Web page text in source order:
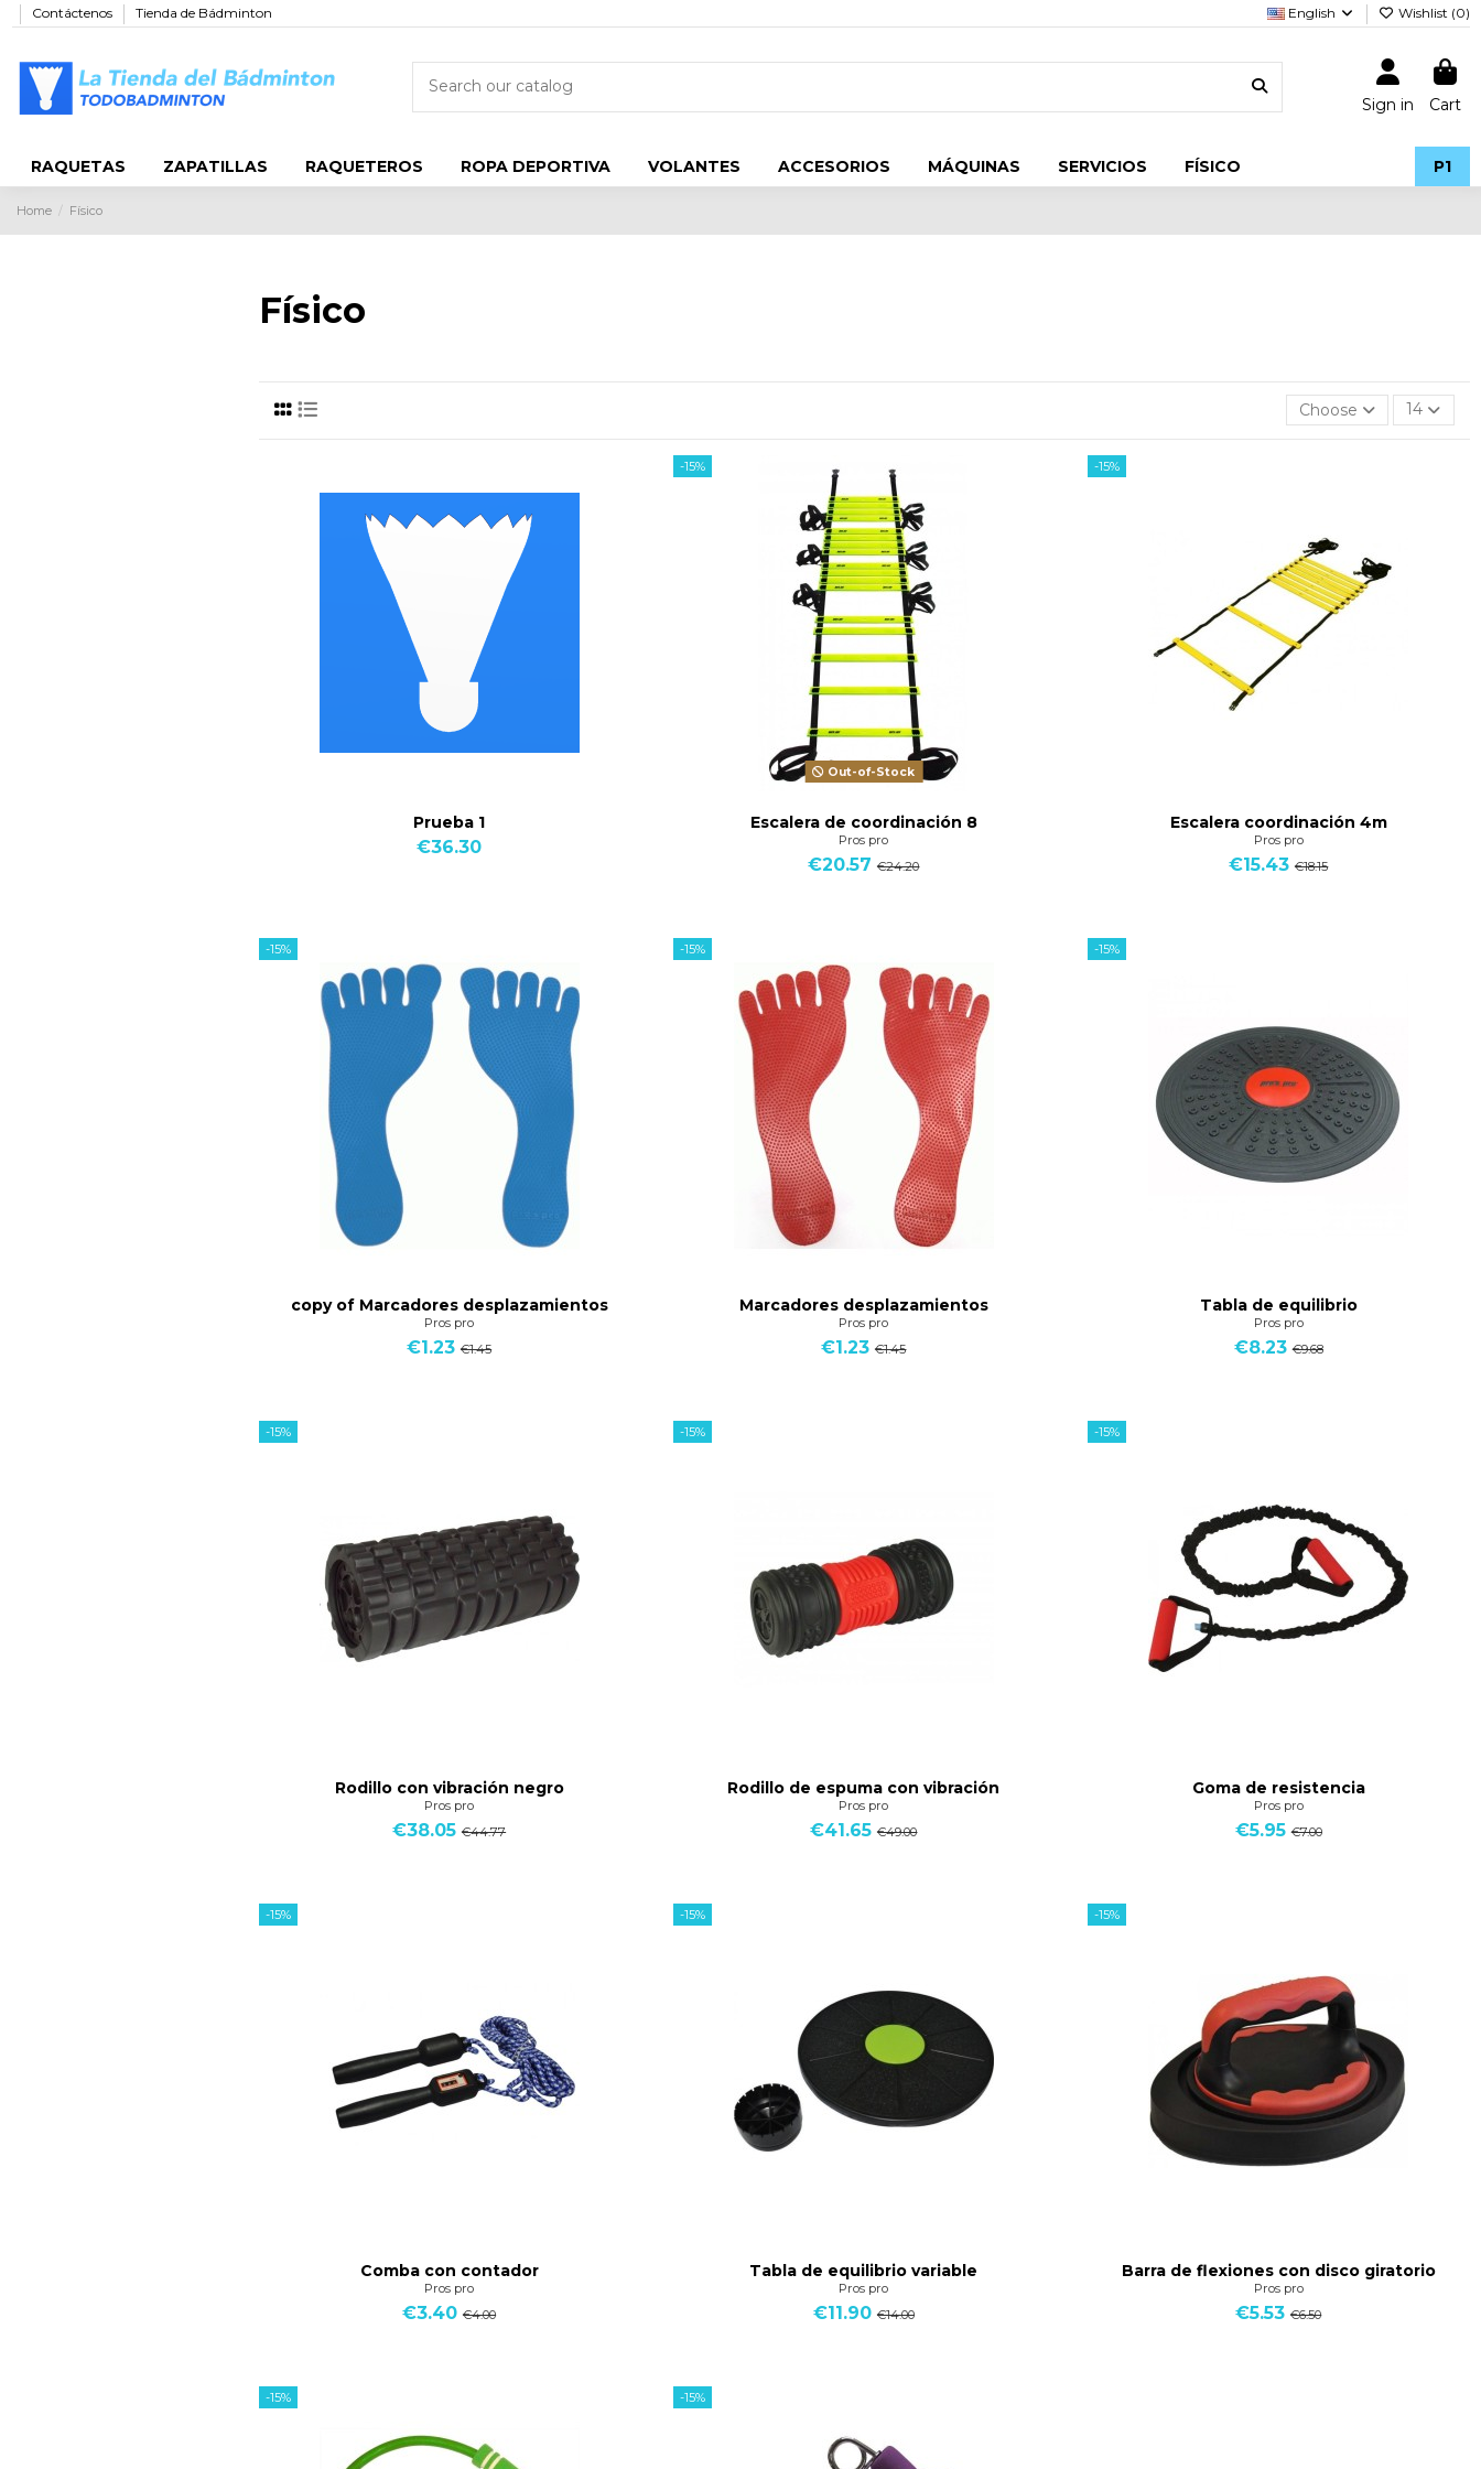
Contáctenos Tienda de Bádminton English Wishlist (0)
Sign in Cart
RAQUETAS ZAPATILLAS RAQUETEROS ROPA DEPORTIVA VOLANTES ACCESORIOS MÁQUINAS SERVICIOS P1
FÍSICO
Home Físico
Físico
Choose 14
Prueba 1
€36.30
-15%
Out-of-Stock
Escalera de coordinación 8
Pros pro
€20.57€24.20
-15%
Escalera coordinación 4m
Pros pro
€15.43€18.15
-15%
copy of Marcadores desplazamientos
Pros pro
€1.23€1.45
-15%
Marcadores desplazamientos
Pros pro
€1.23€1.45
-15%
Tabla de equilibrio
Pros pro
€8.23€9.68
-15%
Rodillo con vibración negro
Pros pro
€38.05€44.77
-15%
Rodillo de espuma con vibración
Pros pro
€41.65€49.00
-15%
Goma de resistencia
Pros pro
€5.95€7.00
-15%
Comba con contador
Pros pro
€3.40€4.00
-15%
Tabla de equilibrio variable
Pros pro
€11.90 €14.00
-15%
Barra de flexiones con disco giratorio
Pros pro
€5.53€6.50
-15% -15%